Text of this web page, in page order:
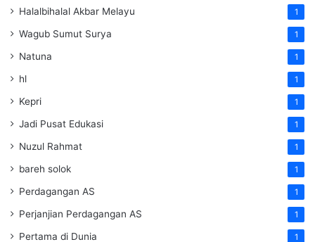
Halalbihalal Akbar Melayu 1
Wagub Sumut Surya 1
Natuna 1
hl 1
Kepri 1
Jadi Pusat Edukasi 1
Nuzul Rahmat 1
bareh solok 1
Perdagangan AS 1
Perjanjian Perdagangan AS 1
Pertama di Dunia 1